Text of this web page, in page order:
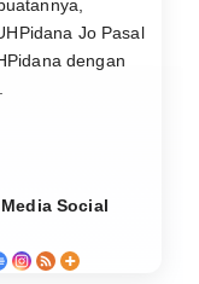
Jo Pasal
dengan
Social